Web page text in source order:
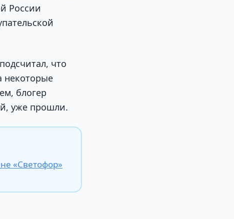
России
что
некоторые
блогер
уже прошли.
«Светофор»